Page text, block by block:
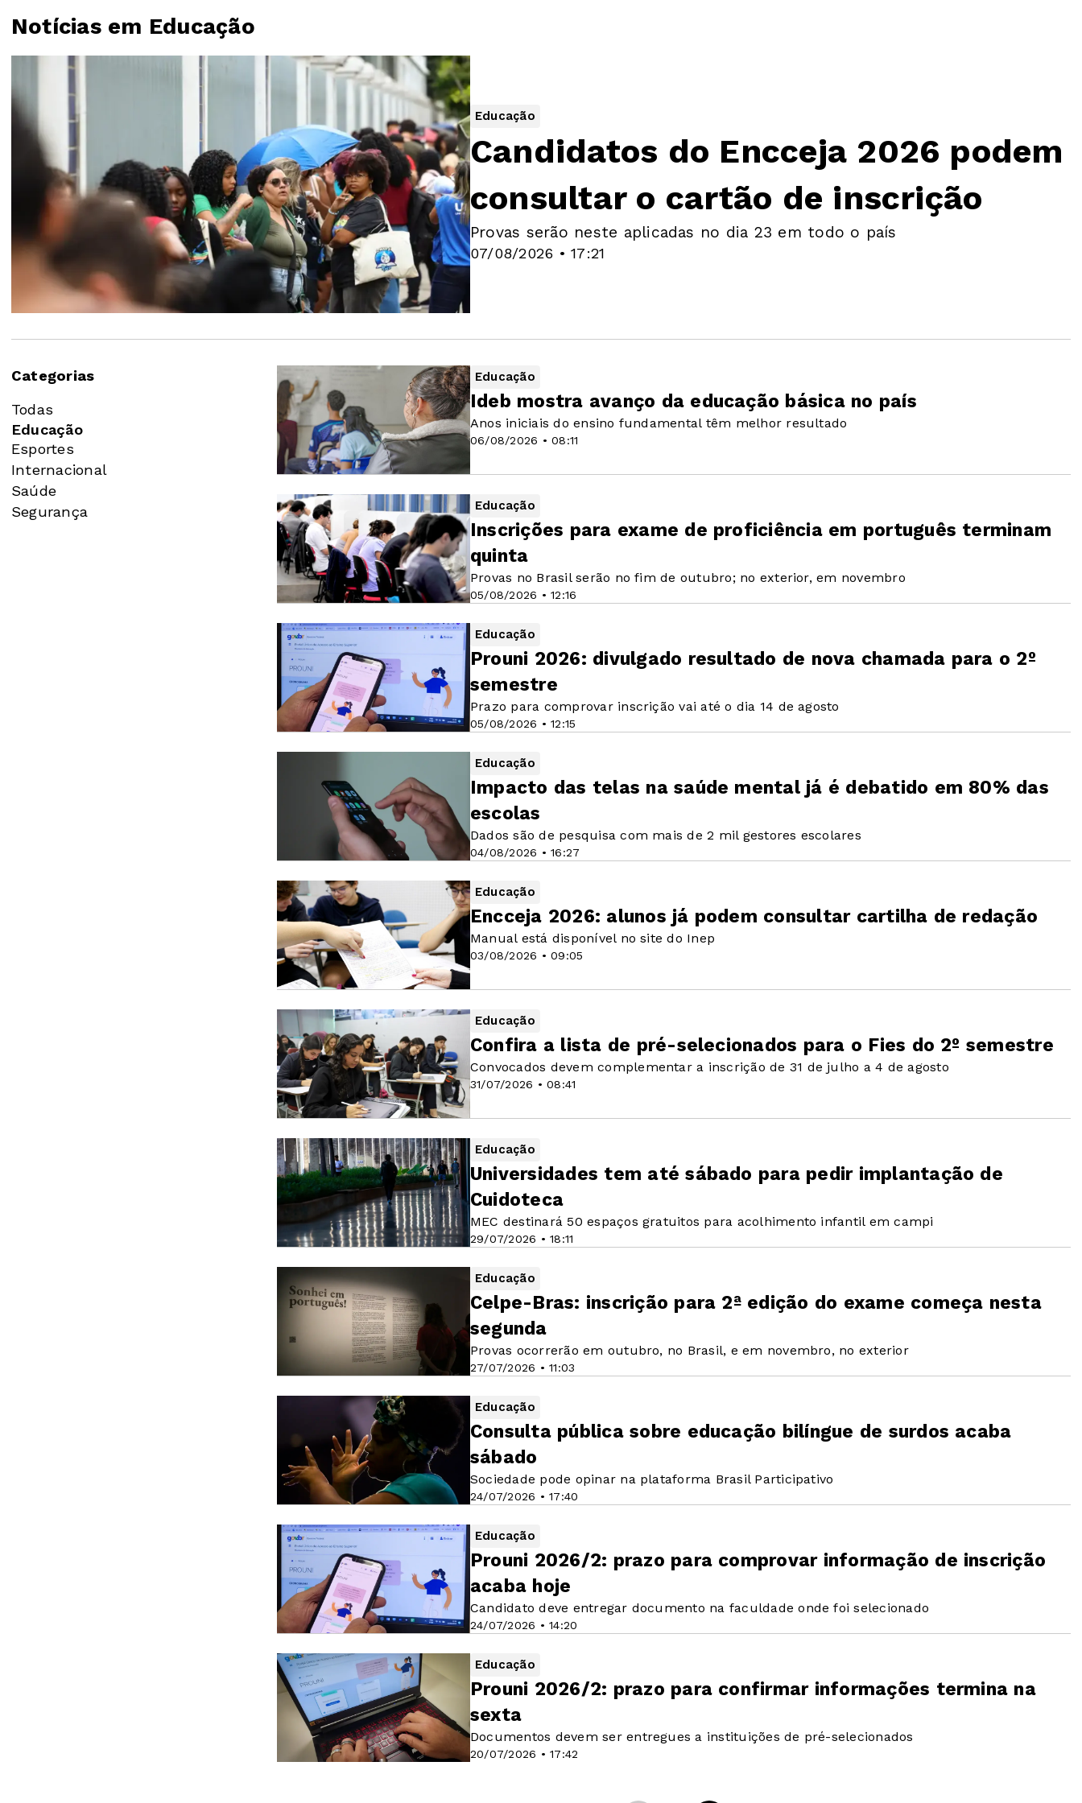
Notícias em Educação
Educação
07/08/2026 • 17:21
Candidatos do Encceja 2026 podem
consultar o cartão de inscrição
Provas serão neste aplicadas no dia 23 em todo o país
Categorias
Todas
Educação
Esportes
Internacional
Saúde
Segurança
Educação
06/08/2026 • 08:11
Ideb mostra avanço da educação básica no país
Anos iniciais do ensino fundamental têm melhor resultado
Educação
05/08/2026 • 12:16
Inscrições para exame de proficiência em português terminam
quinta
Provas no Brasil serão no fim de outubro; no exterior, em novembro
Educação
05/08/2026 • 12:15
Prouni 2026: divulgado resultado de nova chamada para o 2º
semestre
Prazo para comprovar inscrição vai até o dia 14 de agosto
Educação
04/08/2026 • 16:27
Impacto das telas na saúde mental já é debatido em 80% das
escolas
Dados são de pesquisa com mais de 2 mil gestores escolares
Educação
03/08/2026 • 09:05
Encceja 2026: alunos já podem consultar cartilha de redação
Manual está disponível no site do Inep
Educação
31/07/2026 • 08:41
Confira a lista de pré-selecionados para o Fies do 2º semestre
Convocados devem complementar a inscrição de 31 de julho a 4 de agosto
Educação
29/07/2026 • 18:11
Universidades tem até sábado para pedir implantação de
Cuidoteca
MEC destinará 50 espaços gratuitos para acolhimento infantil em campi
Educação
27/07/2026 • 11:03
Celpe-Bras: inscrição para 2ª edição do exame começa nesta
segunda
Provas ocorrerão em outubro, no Brasil, e em novembro, no exterior
Educação
24/07/2026 • 17:40
Consulta pública sobre educação bilíngue de surdos acaba
sábado
Sociedade pode opinar na plataforma Brasil Participativo
Educação
24/07/2026 • 14:20
Prouni 2026/2: prazo para comprovar informação de inscrição
acaba hoje
Candidato deve entregar documento na faculdade onde foi selecionado
Educação
20/07/2026 • 17:42
Prouni 2026/2: prazo para confirmar informações termina na
sexta
Documentos devem ser entregues a instituições de pré-selecionados